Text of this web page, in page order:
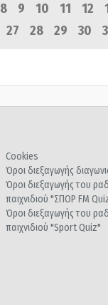
8 9 10 11 12
27 28 29 30
Cookies
Όροι διεξαγωγής
Όροι διεξαγωγής του
παιχνιδιού "ΣΠΟΡ FM
Όροι διεξαγωγής του
παιχνιδιού "Sport Quiz"